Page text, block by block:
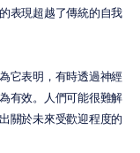
表現超越了傳統的自我
它表明，有時透過神經
有效。人們可能很難解
關於未來受歡迎程度的